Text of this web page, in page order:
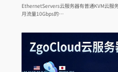
EthernetServers云服务器有普通KVM云服
月流量10Gbps的…